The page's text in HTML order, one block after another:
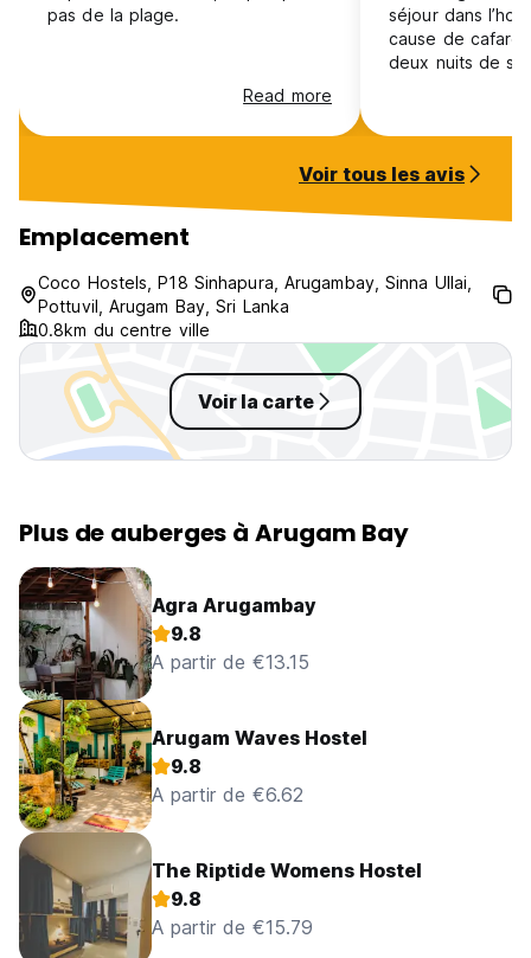
pas de la plage.
Read more
séjour dans
cause de
deux nuits de suite.. J’ai
qu’ils faisaient
cela n’arrive
Emplacement
Voir tous les avis
Emplacement
Coco Hostels, P18 Sinhapura, Arugambay, Sinna Ullai,
Pottuvil, Arugam Bay, Sri Lanka
0.8km du centre ville
Voir la carte
Plus de auberges à Arugam Bay
Agra Arugambay
9.8
A partir de €13.15
Arugam Waves Hostel
9.8
A partir de €6.62
The Riptide Womens Hostel
9.8
A partir de €15.79